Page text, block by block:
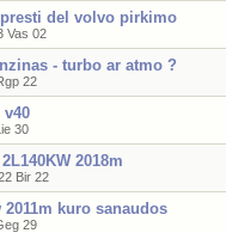
del volvo pirkimo
Vas 02
- turbo ar atmo ?
22
30
2018m
Bir 22
2011m kuro sanaudos
29